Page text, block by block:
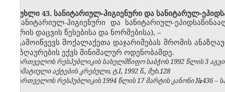
მუხლი 43. სანიტარიულ-ჰიგიენური და სანიტარულ-
სანიტარიულ-ჰიგიენური და სანიტარიულ-
ჰაერის დაცვის წესებისა და ნორმებისა), –
გამოიწვევს მოქალაქეთა დაჯარიმებას შრომის
ანაზღაურების ექვს მინიმალურ ოდენობამდე.
საქართველოს რესპუბლიკის სახელმწიფო საბჭოს 1992 წლის 3
ნორმატიული აქტების კრებული, ტ.I, 1992 წ., მუხ.128
საქართველოს რესპუბლიკის 1994 წლის 17 მარტის კანონი №436 –